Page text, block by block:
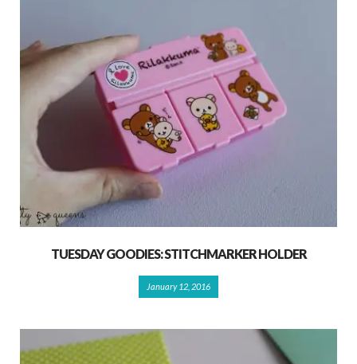
TUESDAY GOODIES: STITCHMARKER HOLDER
January 12, 2016